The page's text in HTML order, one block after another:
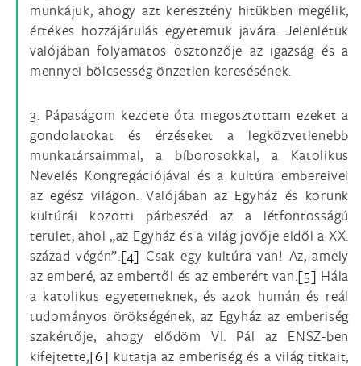
munkájuk, ahogy azt keresztény hitükben megélik,
értékes hozzájárulás egyetemük javára. Jelenlétük
valójában folyamatos ösztönzője az igazság és a
mennyei bölcsesség önzetlen keresésének.
3. Pápaságom kezdete óta megosztottam ezeket a
gondolatokat és érzéseket a legközvetlenebb
munkatársaimmal, a bíborosokkal, a Katolikus
Nevelés Kongregációjával és a kultúra embereivel
az egész világon. Valójában az Egyház és korunk
kultúrái közötti párbeszéd az a létfontosságú
terület, ahol „az Egyház és a világ jövője eldől a XX.
század végén”.[4] Csak egy kultúra van! Az, amely
az emberé, az embertől és az emberért van.[5] Hála
a katolikus egyetemeknek, és azok humán és reál
tudományos örökségének, az Egyház az emberiség
szakértője, ahogy elődöm VI. Pál az ENSZ-ben
kifejtette,[6] kutatja az emberiség és a világ titkait,